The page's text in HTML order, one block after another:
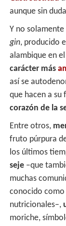
A
p
p
o
o
k
aunque sin
Y no
gin, producido
alambique en el
carácter más
así se
que hacen a su
corazón de la
Entre otros,
fruto púrpura
los últimos
seje –que
muchas
conocido como
nutricionales–,
moriche,